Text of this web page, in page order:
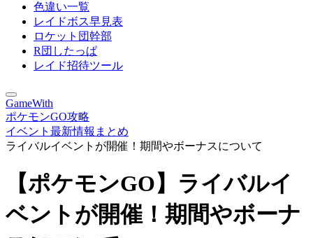
色違い一覧
レイドボス早見表
ロケット団幹部
R団したっぱ
レイド招待ツール
GameWith
ポケモンGO攻略
イベント最新情報まとめ
ライバルイベントが開催！期間やボーナスについて
【ポケモンGO】ライバルイ
ベントが開催！期間やボーナ